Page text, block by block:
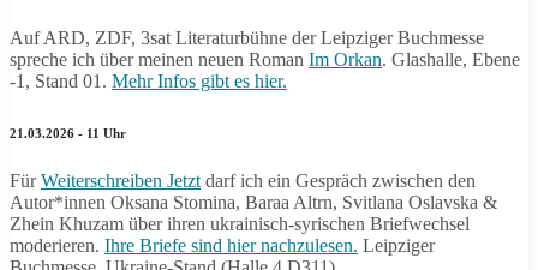
Auf ARD, ZDF, 3sat Literaturbühne der Leipziger Buchmesse
spreche ich über meinen neuen Roman Im Orkan. Glashalle, Ebene
-1, Stand 01. Mehr Infos gibt es hier.
21.03.2026 - 11 Uhr
FürWeiterschreiben Jetzt darf ich ein Gespräch zwischen den
Autor*innen Oksana Stomina, Baraa Altrn, Svitlana Oslavska &
Zhein Khuzam über ihren ukrainisch-syrischen Briefwechsel
moderieren. Ihre Briefe sind hier nachzulesen. Leipziger